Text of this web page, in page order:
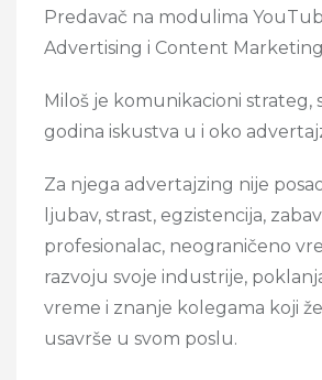
Predavač na modulima
Advertising i Content
Miloš je komunikacioni strateg,
godina iskustva u i oko
Za njega advertajzing nije
ljubav, strast, egzistencija,
profesionalac, neograničeno
razvoju svoje industrije,
vreme i znanje kolegama koji
usavrše u svom poslu.